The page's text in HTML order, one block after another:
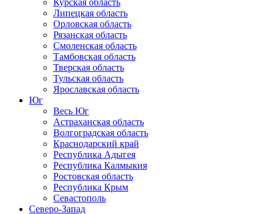
Курская область
Липецкая область
Орловская область
Рязанская область
Смоленская область
Тамбовская область
Тверская область
Тульская область
Ярославская область
Юг
Весь Юг
Астраханская область
Волгоградская область
Краснодарский край
Республика Адыгея
Республика Калмыкия
Ростовская область
Республика Крым
Севастополь
Северо-Запад